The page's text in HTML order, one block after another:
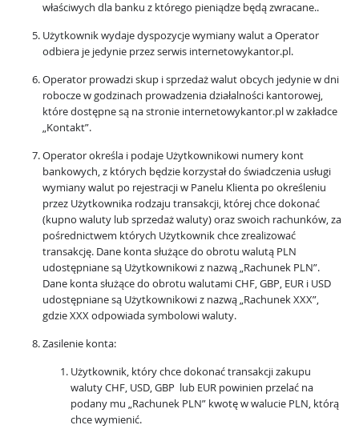
właściwych dla banku z którego pieniądze będą zwracane..
Użytkownik wydaje dyspozycje wymiany walut a Operator
odbiera je jedynie przez serwis internetowykantor.pl.
Operator prowadzi skup i sprzedaż walut obcych jedynie w dni
robocze w godzinach prowadzenia działalności kantorowej,
które dostępne są na stronie internetowykantor.pl w zakładce
„Kontakt”.
Operator określa i podaje Użytkownikowi numery kont
bankowych, z których będzie korzystał do świadczenia usługi
wymiany walut po rejestracji w Panelu Klienta po określeniu
przez Użytkownika rodzaju transakcji, której chce dokonać
(kupno waluty lub sprzedaż waluty) oraz swoich rachunków, za
pośrednictwem których Użytkownik chce zrealizować
transakcję. Dane konta służące do obrotu walutą PLN
udostępniane są Użytkownikowi z nazwą „Rachunek PLN”.
Dane konta służące do obrotu walutami CHF, GBP, EUR i USD
udostępniane są Użytkownikowi z nazwą „Rachunek XXX”,
gdzie XXX odpowiada symbolowi waluty.
Zasilenie konta:
Użytkownik, który chce dokonać transakcji zakupu
waluty CHF, USD, GBP lub EUR powinien przelać na
podany mu „Rachunek PLN” kwotę w walucie PLN, którą
chce wymienić.